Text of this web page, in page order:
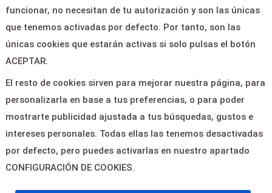
GONZÁLEZ VERGEL -
ROJALES 03170
966715001
funcionar, no necesitan de tu autorización y son las únicas
que tenemos activadas por defecto. Por tanto, son las
únicas cookies que estarán activas si solo pulsas el botón
ACEPTAR.
El resto de cookies sirven para mejorar nuestra página, para
personalizarla en base a tus preferencias, o para poder
mostrarte publicidad ajustada a tus búsquedas, gustos e
intereses personales. Todas ellas las tenemos desactivadas
por defecto, pero puedes activarlas en nuestro apartado
CONFIGURACIÓN DE COOKIES.